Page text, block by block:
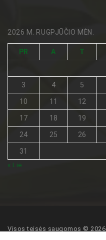
2026 M. RUGPJŪČIO MĖN.
PR A T
3 4 5
10 11 12
17 18 19
24 25 26
31
« Lie
Visos teisės saugomos © 2026